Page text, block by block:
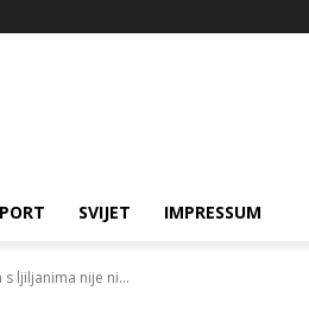
SVIJET IMPRESSUM
ljiljanima nije ni...